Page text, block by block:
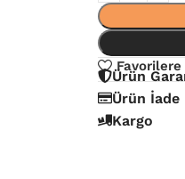
Ürün
Ürün İade
Kargo